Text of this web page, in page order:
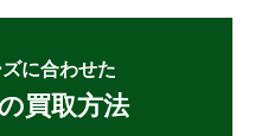
に合わせた
買取方法